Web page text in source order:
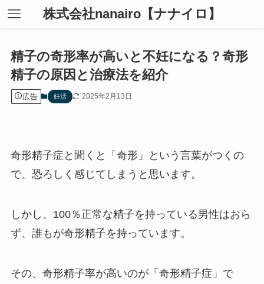
株式会社nanairo【ナナイロ】
精子の奇形率が高いと不妊になる？奇形
精子の原因と治療法を紹介
広告 妊活 2025年2月13日
奇形精子症と聞くと「奇形」という言葉がつくの
で、恐ろしく感じてしまうと思います。
しかし、100％正常な精子を持っている男性はおら
ず、誰もが奇形精子を持っています。
その、奇形精子率が高いのが「奇形精子症」で